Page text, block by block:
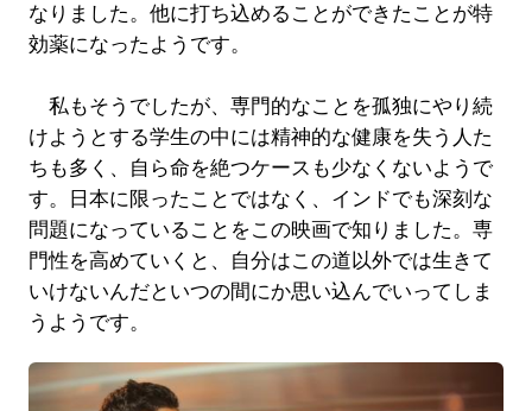
なりました。他に打ち込めることができたことが特
効薬になったようです。
私もそうでしたが、専門的なことを孤独にやり続
けようとする学生の中には精神的な健康を失う人た
ちも多く、自ら命を絶つケースも少なくないようで
す。日本に限ったことではなく、インドでも深刻な
問題になっていることをこの映画で知りました。専
門性を高めていくと、自分はこの道以外では生きて
いけないんだといつの間にか思い込んでいってしま
うようです。